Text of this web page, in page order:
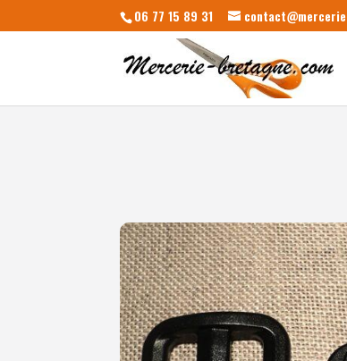
06 77 15 89 31